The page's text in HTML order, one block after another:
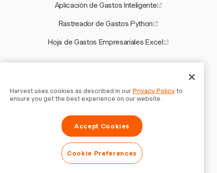
Aplicación de Gastos Inteligente
Rastreador de Gastos Python
Hoja de Gastos Empresariales Excel
Calculadora de Compensación por Horas Extra
Añadir Logo a la Factura
Herramienta de Planificación de Capacidad
Aplicación de Seguimiento de Tiempo para Smartphone
Harvest uses cookies as described in ourPrivacy Policyto
ensure you get the best experience on our website.
Accept Cookies
Cookie Preferences